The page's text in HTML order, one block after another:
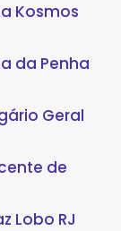
Kosmos
da Penha
Geral
de
Lobo RJ